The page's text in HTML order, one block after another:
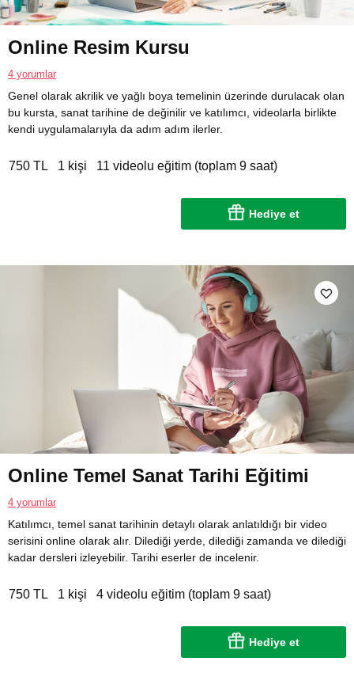
Online Resim Kursu
4 yorumlar
Genel olarak akrilik ve yağlı boya temelinin üzerinde durulacak olan
bu kursta, sanat tarihine de değinilir ve katılımcı, videolarla birlikte
kendi uygulamalarıyla da adım adım ilerler.
750 TL 1 kişi 11 videolu eğitim (toplam 9 saat)
Hediye et
Online Temel Sanat Tarihi Eğitimi
4 yorumlar
Katılımcı, temel sanat tarihinin detaylı olarak anlatıldığı bir video
serisini online olarak alır. Dilediği yerde, dilediği zamanda ve dilediği
kadar dersleri izleyebilir. Tarihi eserler de incelenir.
750 TL 1 kişi 4 videolu eğitim (toplam 9 saat)
Hediye et